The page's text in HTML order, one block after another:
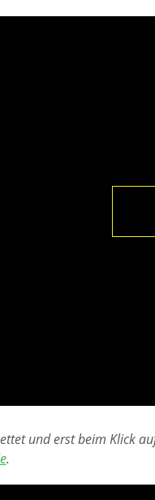
und erst beim Klick
.